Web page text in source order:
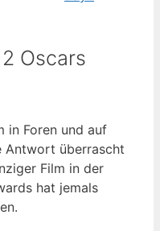
Oscars
in Foren und auf
Antwort überrascht
Film in der
hat jemals